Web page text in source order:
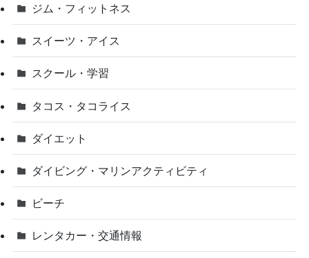
ジム・フィットネス
スイーツ・アイス
スクール・学習
タコス・タコライス
ダイエット
ダイビング・マリンアクティビティ
ビーチ
レンタカー・交通情報